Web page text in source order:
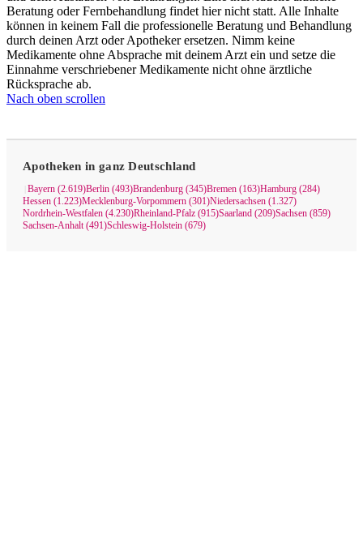
Beratung oder Fernbehandlung findet hier nicht statt. Alle Inhalte
können in keinem Fall die professionelle Beratung und Behandlung
durch deinen Arzt oder Apotheker ersetzen. Nimm keine
Medikamente ohne Absprache mit deinem Arzt ein und setze die
Einnahme verschriebener Medikamente nicht ohne ärztliche
Rücksprache ab.
Nach oben scrollen
Apotheken in ganz Deutschland
Bayern (2.619)Berlin (493)Brandenburg (345)Bremen (163)Hamburg (284)
Hessen (1.223)Mecklenburg-Vorpommern (301)Niedersachsen (1.327)
Nordrhein-Westfalen (4.230)Rheinland-Pfalz (915)Saarland (209)Sachsen (859)
Sachsen-Anhalt (491)Schleswig-Holstein (679)